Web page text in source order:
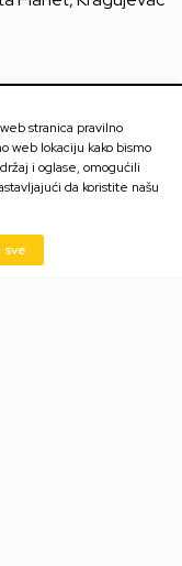
stranica pravilno
web lokaciju kako bismo
i oglase, omogućili
da koristite našu
sve